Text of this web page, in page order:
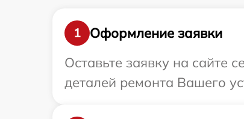
1
Оформление заявки
Оставьте заявку на сайте
деталей ремонта Вашего